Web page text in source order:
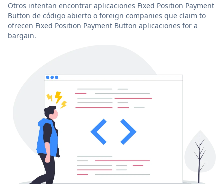
Otros intentan encontrar aplicaciones Fixed Position Payment
Button de código abierto o foreign companies que claim to
ofrecen Fixed Position Payment Button aplicaciones for a
bargain.